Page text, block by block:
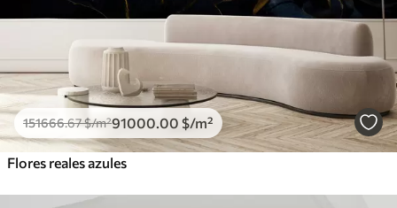
151666.67$/m²91000 .00 $/m²
Flores reales azules